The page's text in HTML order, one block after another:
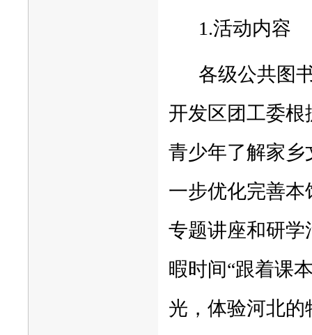
1.活动内容
各级公共图
开发区团工委根
青少年了解家
一步优化完善
专题讲座和研
暇时间“跟着课
光，体验河北